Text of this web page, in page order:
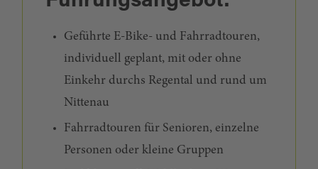
Geführte E-Bike- und Fahrradtouren,
individuell geplant, mit oder ohne
Einkehr durchs Regental und rund um
Nittenau
Fahrradtouren für Senioren, einzelne
Personen oder kleine Gruppen